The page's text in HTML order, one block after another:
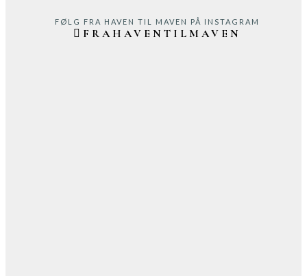
FRAHAVENTILMAVEN
FØLG FRA HAVEN TIL MAVEN PÅ INSTAGRAM